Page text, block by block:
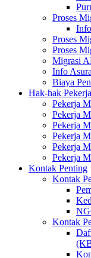
Proses
Proses
Proses
Migrasi
Info
Biaya
Hak-hak
Pekerja
Pekerja
Pekerja
Pekerja
Pekerja
Pekerja
Kontak Penting
Kontak
Kontak